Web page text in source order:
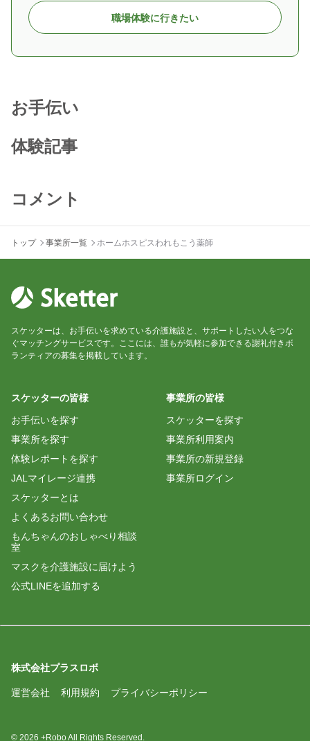
職場体験に行きたい
お手伝い
体験記事
コメント
トップ 事業所一覧 ホームホスピスわれもこう薬師
スケッターは、お手伝いを求めている介護施設と、サポートしたい人をつな
ぐマッチングサービスです。ここには、誰もが気軽に参加できる謝礼付きボ
ランティアの募集を掲載しています。
スケッターの皆様
お手伝いを探す
事業所を探す
体験レポートを探す
JALマイレージ連携
スケッターとは
よくあるお問い合わせ
もんちゃんのおしゃべり相談
室
マスクを介護施設に届けよう
公式LINEを追加する
事業所の皆様
スケッターを探す
事業所利用案内
事業所の新規登録
事業所ログイン
株式会社プラスロボ
運営会社 利用規約 プライバシーポリシー
© 2026 +Robo All Rights Reserved.